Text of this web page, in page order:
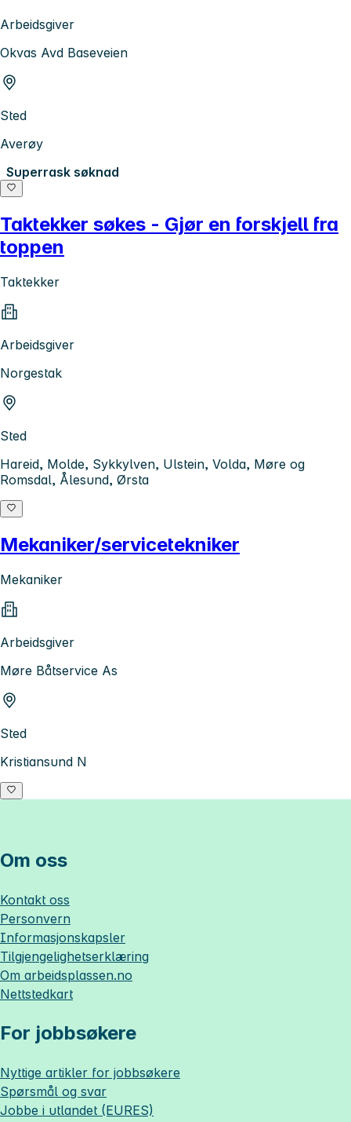
Arbeidsgiver
Okvas Avd Baseveien
Sted
Averøy
Superrask søknad
Taktekker søkes - Gjør en forskjell fra
toppen
Taktekker
Arbeidsgiver
Norgestak
Sted
Hareid, Molde, Sykkylven, Ulstein, Volda, Møre og
Romsdal, Ålesund, Ørsta
Mekaniker/servicetekniker
Mekaniker
Arbeidsgiver
Møre Båtservice As
Sted
Kristiansund N
Om oss
Kontakt oss
Personvern
Informasjonskapsler
Tilgjengelighetserklæring
Om arbeidsplassen.no
Nettstedkart
For jobbsøkere
Nyttige artikler for jobbsøkere
Spørsmål og svar
Jobbe i utlandet (EURES)